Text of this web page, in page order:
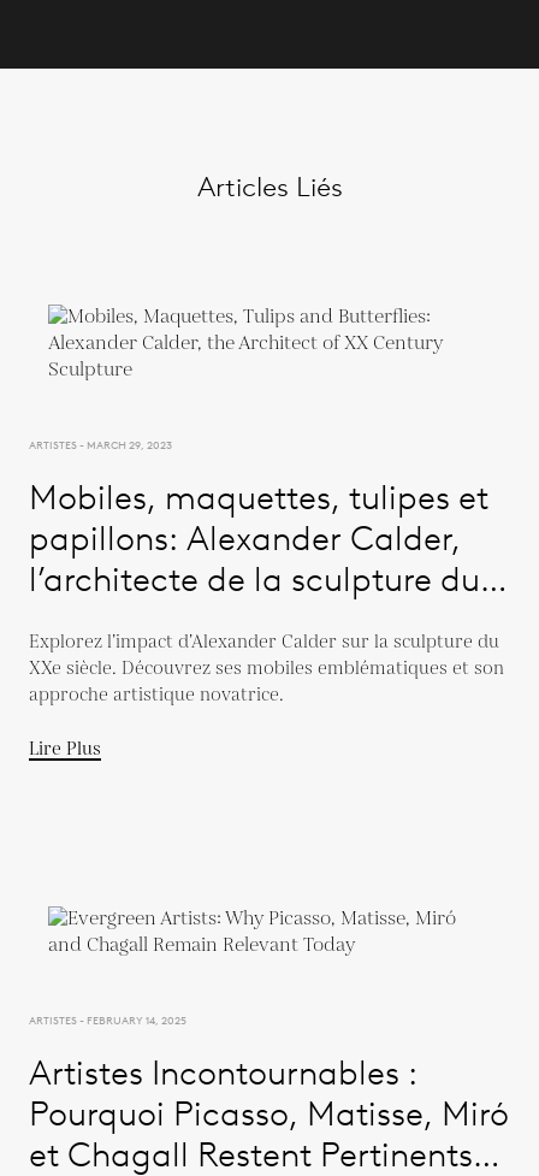
Articles Liés
ARTISTES - MARCH 29, 2023
Mobiles, maquettes, tulipes et
papillons: Alexander Calder,
l’architecte de la sculpture du
Explorez l’impact d’Alexander Calder sur la sculpture du
XXe siècle. Découvrez ses mobiles emblématiques et son
approche artistique novatrice.
Lire Plus
ARTISTES - FEBRUARY 14, 2025
Artistes Incontournables :
Pourquoi Picasso, Matisse, Miró
et Chagall Restent Pertinents